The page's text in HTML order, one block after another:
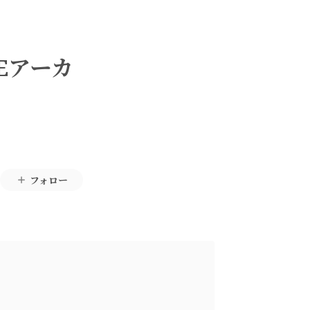
ーカ
フォロー